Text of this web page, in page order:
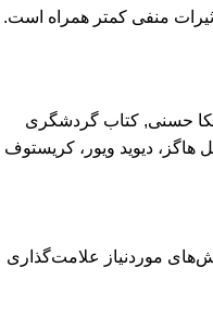
منفی کمتر همراه است.
حسنی, کتاب گردشگری
هاگز، دیوید ویور، کریستوف
موردنیاز علامت‌گذاری